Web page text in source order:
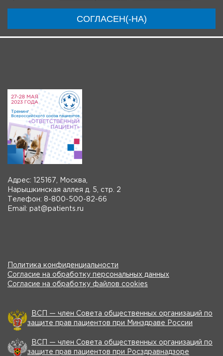
СОГЛАСЕН(-НА)
Система регистрации Видео-анонсы
Адрес: 125167, Москва,
Нарышкинская аллея д. 5, стр. 2
Телефон: 8-800-500-82-66
Email: pat@patients.ru
Политика конфиденциальности
Согласие на обработку персональных данных
Согласие на обработку файлов cookies
ВСП — член Совета общественных организаций по
защите прав пациентов при Минздраве России
ВСП — член Совета общественных организаций по
защите прав пациентов при Росздравнадзоре